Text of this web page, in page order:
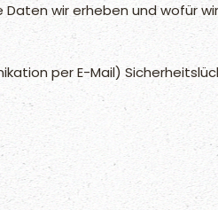
wir erheben und wofür
per E-Mail)